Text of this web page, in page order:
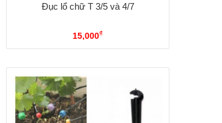
Đục lổ chữ T 3/5 và 4/7
15,000₫